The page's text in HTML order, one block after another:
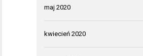
maj 2020
kwiecień 2020